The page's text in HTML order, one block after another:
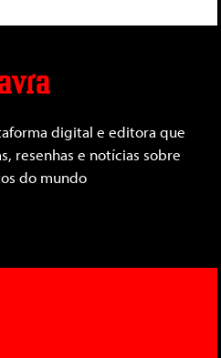
digital e editora que
resenhas e notícias sobre
do mundo